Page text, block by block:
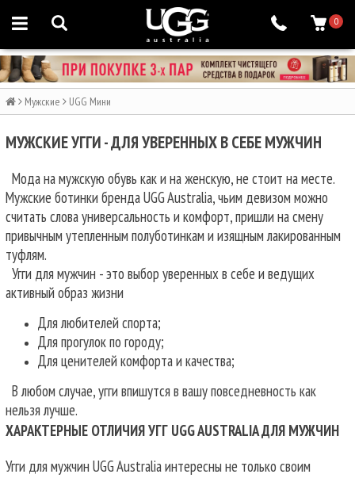
0
Мужские UGG Мини
МУЖСКИЕ УГГИ - ДЛЯ УВЕРЕННЫХ В СЕБЕ МУЖЧИН
Мода на мужскую обувь как и на женскую, не стоит на месте.
Мужские ботинки бренда UGG Australia, чьим девизом можно
считать слова универсальность и комфорт, пришли на смену
привычным утепленным полуботинкам и изящным лакированным
туфлям.
Угги для мужчин - это выбор уверенных в себе и ведущих
активный образ жизни
Для любителей спорта;
Для прогулок по городу;
Для ценителей комфорта и качества;
В любом случае, угги впишутся в вашу повседневность как
нельзя лучше.
ХАРАКТЕРНЫЕ ОТЛИЧИЯ УГГ UGG AUSTRALIA ДЛЯ МУЖЧИН
Угги для мужчин UGG Australia интересны не только своим